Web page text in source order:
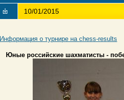
10/01/2015
Информация о турнире на chess-results
Юные российские шахматисты -